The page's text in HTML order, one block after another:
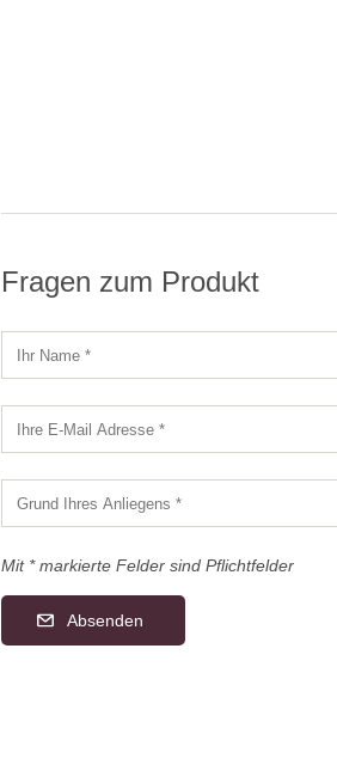
Fragen zum Produkt
Mit * markierte Felder sind Pflichtfelder
Absenden